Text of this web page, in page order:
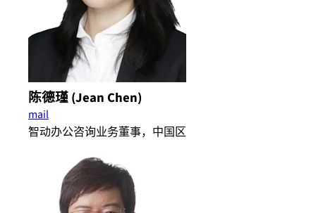
陈德瑾 (Jean Chen)
mail
智动办公咨询业务​董事，中国区